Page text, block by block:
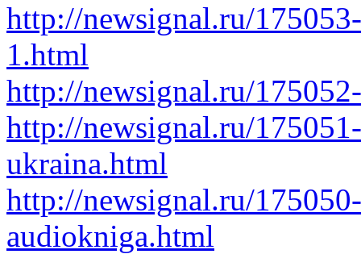
http://newsignal.ru/
1.html
http://newsignal.ru/
http://newsignal.ru/
ukraina.html
http://newsignal.ru/
audiokniga.html